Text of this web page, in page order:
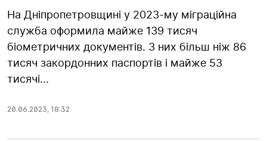
На Дніпропетровщині у 2023-му міграційна
служба оформила майже 139 тисяч
біометричних документів. З них більш ніж 86
тисяч закордонних паспортів і майже 53
тисячі...
20.06.2023, 18:32